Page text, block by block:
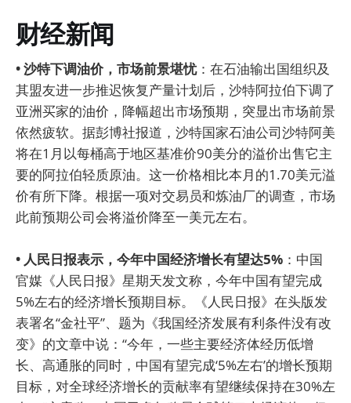
财经新闻
• 沙特下调油价，市场前景堪忧：在石油输出国组织及
其盟友进一步推迟恢复产量计划后，沙特阿拉伯下调了
亚洲买家的油价，降幅超出市场预期，突显出市场前景
依然疲软。据彭博社报道，沙特国家石油公司沙特阿美
将在1月以每桶高于地区基准价90美分的溢价出售它主
要的阿拉伯轻质原油。这一价格相比本月的1.70美元溢
价有所下降。根据一项对交易员和炼油厂的调查，市场
此前预期公司会将溢价降至一美元左右。
• 人民日报表示，今年中国经济增长有望达5% ：中国
官媒《人民日报》星期天发文称，今年中国有望完成
5%左右的经济增长预期目标。《人民日报》在头版发
表署名“金社平”、题为《我国经济发展有利条件没有改
变》的文章中说：“今年，一些主要经济体经历低增
长、高通胀的同时，中国有望完成‘5%左右’的增长预期
目标，对全球经济增长的贡献率有望继续保持在30%左